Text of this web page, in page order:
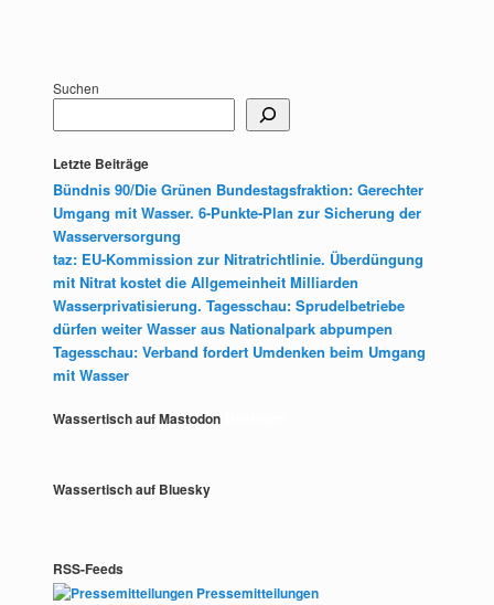
Suchen
Letzte Beiträge
Bündnis 90/Die Grünen Bundestagsfraktion: Gerechter
Umgang mit Wasser. 6-Punkte-Plan zur Sicherung der
Wasserversorgung
taz: EU-Kommission zur Nitratrichtlinie. Überdüngung
mit Nitrat kostet die Allgemeinheit Milliarden
Wasserprivatisierung. Tagesschau: Sprudelbetriebe
dürfen weiter Wasser aus Nationalpark abpumpen
Tagesschau: Verband fordert Umdenken beim Umgang
mit Wasser
Wassertisch auf Mastodon
Wassertisch auf Bluesky
RSS-Feeds
Pressemitteilungen